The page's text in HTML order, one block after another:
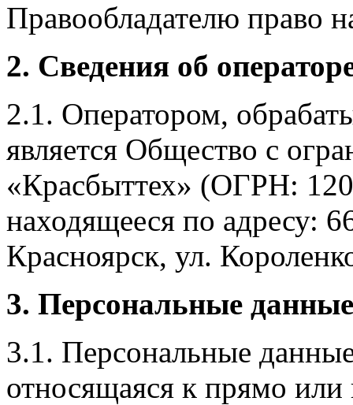
Правообладателю право
2. Сведения об
2.1. Оператором,
является Общество с
«Красбыттех» (ОГРН:
находящееся по адресу:
Красноярск, ул.
3. Персональные
3.1. Персональные
относящаяся к прямо